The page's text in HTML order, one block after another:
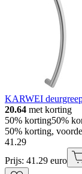
KARWEI
20.64 met korting
50% korting50%
50% korting,
41 .29
Prijs: 41.29 euro